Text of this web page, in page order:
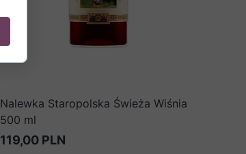
Nalewka Staropolska Świeża Wiśnia
500 ml
119,00 PLN